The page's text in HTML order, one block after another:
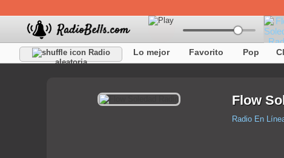
Radio
aleatoria
Lo mejor Favorito Pop
Flow
Radio En